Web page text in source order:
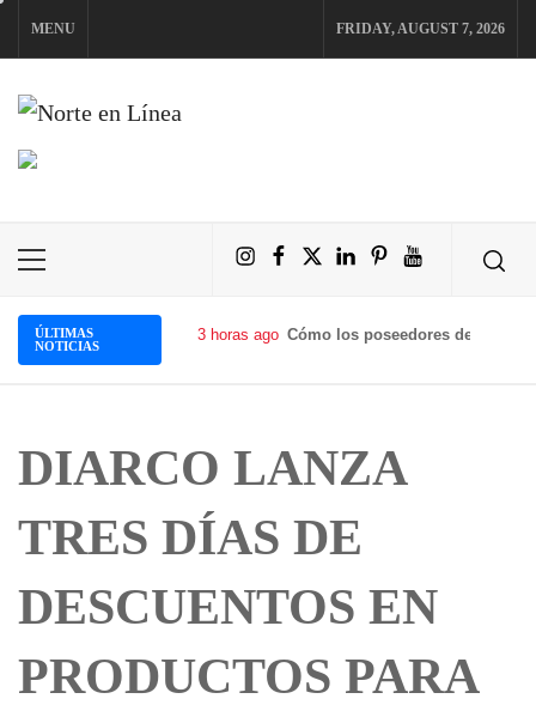
Skip
to
content
MENU FRIDAY, AUGUST 7, 2026
NORTE EN LÍNEA
Primary
InstagramFacebook
X LinkedInPinterestYouTube
ÚLTIMAS
NOTICIAS
3 horas ago Con The Future P&L, Natura
DIARCO LANZA
TRES DÍAS DE
DESCUENTOS EN
PRODUCTOS PARA